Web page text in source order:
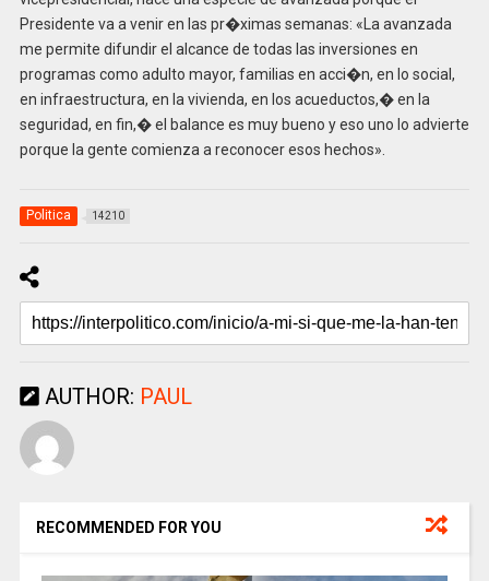
Presidente va a venir en las pr�ximas semanas: «La avanzada
me permite difundir el alcance de todas las inversiones en
programas como adulto mayor, familias en acci�n, en lo social,
en infraestructura, en la vivienda, en los acueductos,� en la
seguridad, en fin,� el balance es muy bueno y eso uno lo advierte
porque la gente comienza a reconocer esos hechos».
Politica 14210
AUTHOR: PAUL
RECOMMENDED FOR YOU